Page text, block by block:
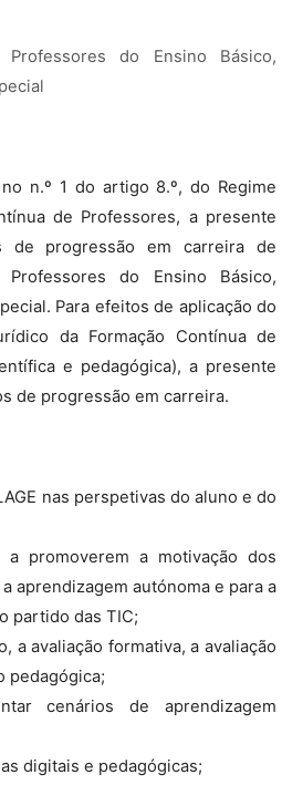
Professores do Ensino Básico,
n.º 1 do artigo 8.º, do Regime
de Professores, a presente
de progressão em carreira de
Professores do Ensino Básico,
Para efeitos de aplicação do
da Formação Contínua de
e pedagógica), a presente
de progressão em carreira.
nas perspetivas do aluno e do
promoverem a motivação dos
aprendizagem autónoma e para a
partido das TIC;
a avaliação formativa, a avaliação
pedagógica;
cenários de aprendizagem
digitais e pedagógicas;